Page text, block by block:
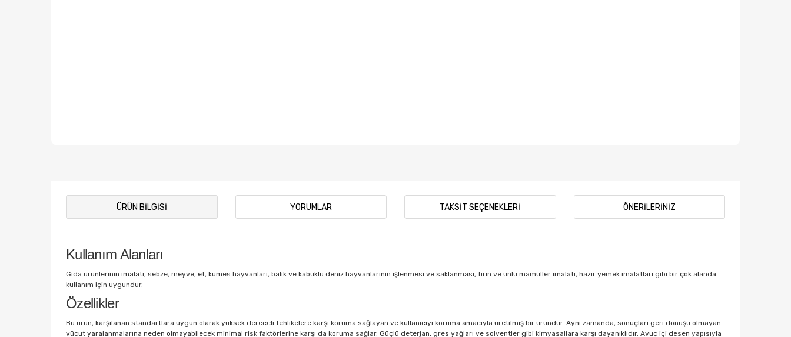
ÜRÜN BILGISI YORUMLAR TAKSIT SEÇENEKLERI ÖNERILERINIZ
Kullanım Alanları
Gıda ürünlerinin imalatı, sebze, meyve, et, kümes hayvanları, balık ve kabuklu deniz hayvanlarının işlenmesi ve saklanması, fırın ve unlu mamüller imalatı, hazır yemek imalatları gibi bir çok alanda
kullanım için uygundur.
Özellikler
Bu ürün, karşılanan standartlara uygun olarak yüksek dereceli tehlikelere karşı koruma sağlayan ve kullanıcıyı koruma amacıyla üretilmiş bir üründür. Aynı zamanda, sonuçları geri dönüşü olmayan
vücut yaralanmalarına neden olmayabilecek minimal risk faktörlerine karşı da koruma sağlar. Güçlü deterjan, gres yağları ve solventler gibi kimyasallara karşı dayanıklıdır. Avuç içi desen yapısıyla